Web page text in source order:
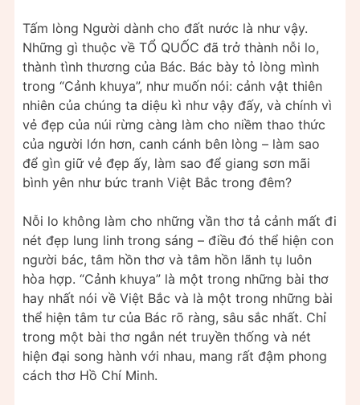
Tấm lòng Người dành cho đất nước là như vậy.
Những gì thuộc về TỔ QUỐC đã trở thành nỗi lo,
thành tình thương của Bác. Bác bày tỏ lòng mình
trong “Cảnh khuya”, như muốn nói: cảnh vật thiên
nhiên của chúng ta diệu kì như vậy đấy, và chính vì
vẻ đẹp của núi rừng càng làm cho niềm thao thức
của người lớn hơn, canh cánh bên lòng – làm sao
để gìn giữ vẻ đẹp ấy, làm sao để giang sơn mãi
bình yên như bức tranh Việt Bắc trong đêm?
Nỗi lo không làm cho những vần thơ tả cảnh mất đi
nét đẹp lung linh trong sáng – điều đó thể hiện con
người bác, tâm hồn thơ và tâm hồn lãnh tụ luôn
hòa hợp. “Cảnh khuya” là một trong những bài thơ
hay nhất nói về Việt Bắc và là một trong những bài
thể hiện tâm tư của Bác rõ ràng, sâu sắc nhất. Chỉ
trong một bài thơ ngắn nét truyền thống và nét
hiện đại song hành với nhau, mang rất đậm phong
cách thơ Hồ Chí Minh.